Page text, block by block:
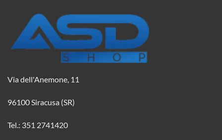
Via dell'Anemone, 11
96100 Siracusa (SR)
Tel.: 351 2741420